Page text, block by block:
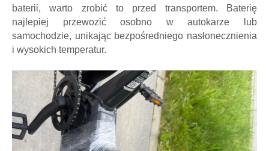
baterii, warto zrobić to przed transportem. Baterię
najlepiej przewozić osobno w autokarze lub
samochodzie, unikając bezpośredniego nasłonecznienia
i wysokich temperatur.